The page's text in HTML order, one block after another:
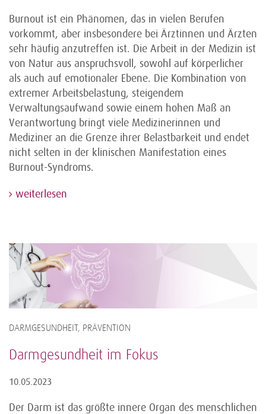
Burnout ist ein Phänomen, das in vielen Berufen
vorkommt, aber insbesondere bei Ärztinnen und Ärzten
sehr häufig anzutreffen ist. Die Arbeit in der Medizin ist
von Natur aus anspruchsvoll, sowohl auf körperlicher
als auch auf emotionaler Ebene. Die Kombination von
extremer Arbeitsbelastung, steigendem
Verwaltungsaufwand sowie einem hohen Maß an
Verantwortung bringt viele Medizinerinnen und
Mediziner an die Grenze ihrer Belastbarkeit und endet
nicht selten in der klinischen Manifestation eines
Burnout-Syndroms.
weiterlesen
DARMGESUNDHEIT, PRÄVENTION
Darmgesundheit im Fokus
10.05.2023
Der Darm ist das größte innere Organ des menschlichen